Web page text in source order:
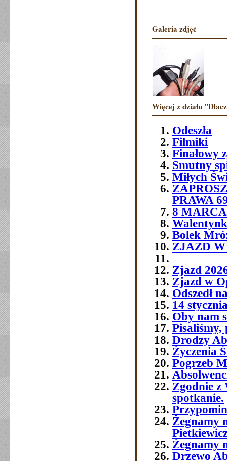
Galeria zdjęć
Więcej z działu
Odeszła
Filmiki
Finałowy
Smutny
Miłych
PRAWA
8
Bolek
ZJAZD W
Zjazd
Zjazd w
Odszedł
14
Oby nam
Pisaliśmy,
Drodzy
Życzenia
Pogrzeb
Zgodnie z
spotkanie.
Żegnamy
Żegnamy
Drzewo